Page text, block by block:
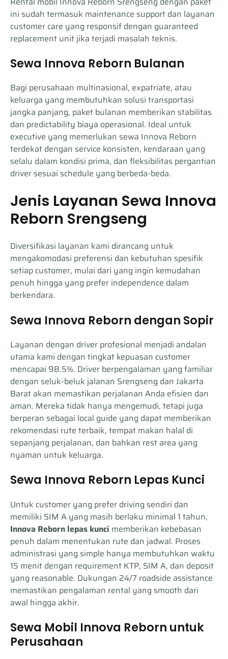
ini sudah termasuk maintenance support dan layanan
customer care yang responsif dengan guaranteed
replacement unit jika terjadi masalah teknis.
Sewa Innova Reborn Bulanan
Bagi perusahaan multinasional, expatriate, atau
keluarga yang membutuhkan solusi transportasi
jangka panjang, paket bulanan memberikan stabilitas
dan predictability biaya operasional. Ideal untuk
executive yang memerlukan sewa Innova Reborn
terdekat dengan service konsisten, kendaraan yang
selalu dalam kondisi prima, dan fleksibilitas pergantian
driver sesuai schedule yang berbeda-beda.
Jenis Layanan Sewa Innova
Reborn Srengseng
Diversifikasi layanan kami dirancang untuk
mengakomodasi preferensi dan kebutuhan spesifik
setiap customer, mulai dari yang ingin kemudahan
penuh hingga yang prefer independence dalam
berkendara.
Sewa Innova Reborn dengan Sopir
Layanan dengan driver profesional menjadi andalan
utama kami dengan tingkat kepuasan customer
mencapai 98.5%. Driver berpengalaman yang familiar
dengan seluk-beluk jalanan Srengseng dan Jakarta
Barat akan memastikan perjalanan Anda efisien dan
aman. Mereka tidak hanya mengemudi, tetapi juga
berperan sebagai local guide yang dapat memberikan
rekomendasi rute terbaik, tempat makan halal di
sepanjang perjalanan, dan bahkan rest area yang
nyaman untuk keluarga.
Sewa Innova Reborn Lepas Kunci
Untuk customer yang prefer driving sendiri dan
memiliki SIM A yang masih berlaku minimal 1 tahun,
Innova Reborn lepas kunci memberikan kebebasan
penuh dalam menentukan rute dan jadwal. Proses
administrasi yang simple hanya membutuhkan waktu
15 menit dengan requirement KTP, SIM A, dan deposit
yang reasonable. Dukungan 24/7 roadside assistance
memastikan pengalaman rental yang smooth dari
awal hingga akhir.
Sewa Mobil Innova Reborn untuk
Perusahaan